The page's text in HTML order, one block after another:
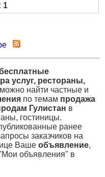
1
услуг, рестораны,
найти частные и
по темам продажа
Гулистан в
гостиницы.
ранее
заказчиков на
Ваше объявление,
объявления" в